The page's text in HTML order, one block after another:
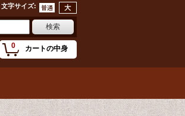
文字サイズ:
0 カートの中身